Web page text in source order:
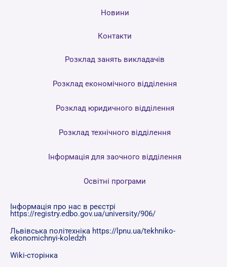
Новини
Контакти
Розклад занять викладачів
Розклад економічного відділення
Розклад юридичного відділення
Розклад технічного відділення
Інформація для заочного відділення
Освітні програми
Інформація про нас в реєстрі
https://registry.edbo.gov.ua/university/906/
Львівська політехніка https://lpnu.ua/tekhniko-
ekonomichnyi-koledzh
Wiki-сторінка